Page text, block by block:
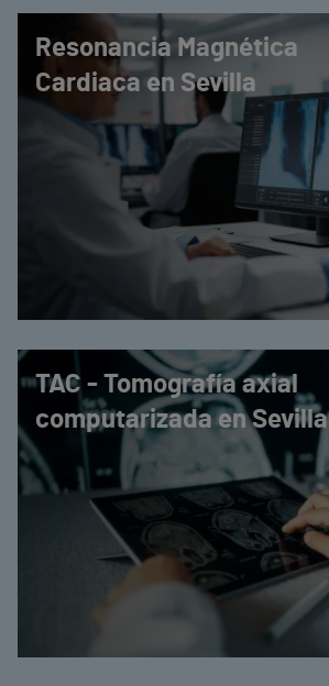
Resonancia Magnética
Cardiaca en Sevilla
TAC - Tomografía axial
computarizada en Sevilla